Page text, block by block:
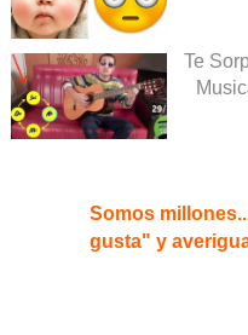
Te
Somos
gusta" y